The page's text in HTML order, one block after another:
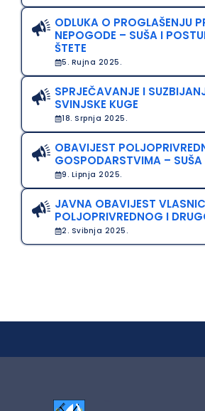
ODLUKA O PROGLAŠENJU
NEPOGODE – SUŠA I
ŠTETE
5. Rujna 2025.
SPRJEČAVANJE I
SVINJSKE KUGE
18. Srpnja 2025.
OBAVIJEST
GOSPODARSTVIMA –
9. Lipnja 2025.
JAVNA OBAVIJEST
POLJOPRIVREDNOG I
2. Svibnja 2025.